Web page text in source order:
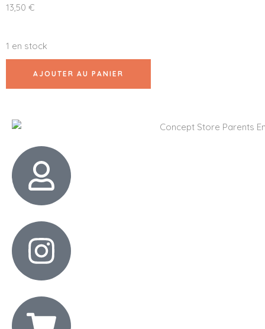
13,50 €
1 en stock
AJOUTER AU PANIER